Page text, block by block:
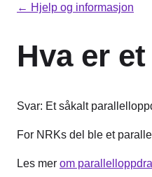
innhold
← Hjelp og informasjon
Hva er
Svar: Et såkalt
For NRKs del ble et
Les mer om